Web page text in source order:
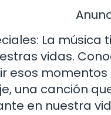
La
vidas.
esos
una canción
en nuestra